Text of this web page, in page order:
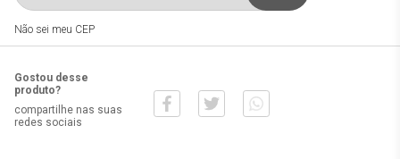
Não sei meu CEP
Gostou desse
produto?
compartilhe nas suas
redes sociais